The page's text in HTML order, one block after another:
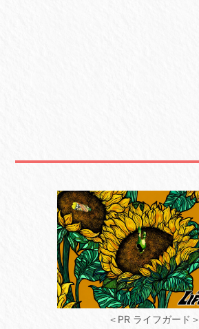
＜PR ライフガード＞